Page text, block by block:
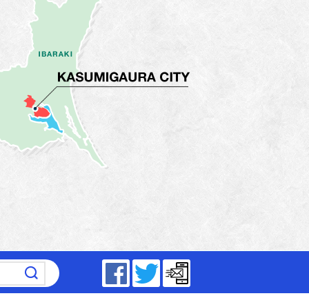
FacebookTwitter
17時15分（平日）
分～19時（祝日は除く）